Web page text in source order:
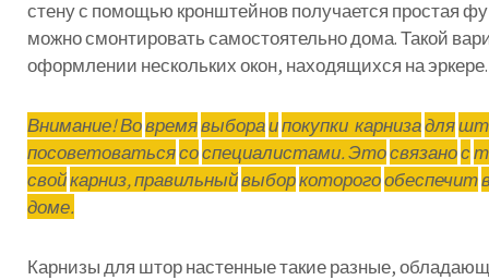
стенус помощью кронштейновполучается простая
можносмонтироватьсамостоятельнодома.Такой
оформлении несколькихокон, находящихся наэркере.
Внимание!Вовремявыбораипокупки карнизадля
посоветоватьсясоспециалистами.Этосвязанос
свойкарниз,правильныйвыборкоторогообеспечит
доме.
Карнизыдля шторнастенныетакиеразные,